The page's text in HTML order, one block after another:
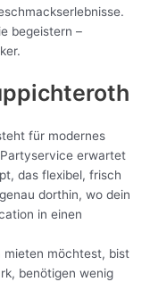
begeistern –
für modernes
erwartet
das flexibel, frisch
dorthin, wo dein
in einen
mieten möchtest, bist
benötigen wenig